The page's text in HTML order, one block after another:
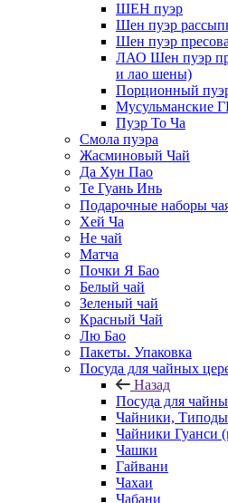
ШЕН пуэр
Шен пуэр
Шен пуэр
ЛАО Шен пуэр
и лао шены)
Порционный
Мусульманские
Пуэр То Ча
Смола пуэра
Жасминовый Чай
Да Хун Пао
Те Гуань Инь
Подарочные наборы
Хей Ча
Не чай
Матча
Почки Я Бао
Белый чай
Зеленый чай
Красный Чай
Лю Бао
Пакеты. Упаковка
Посуда для чайных
Назад
Посуда для
Чайники, Типоды
Чайники Гуанси
Чашки
Гайвани
Чахаи
Чабани